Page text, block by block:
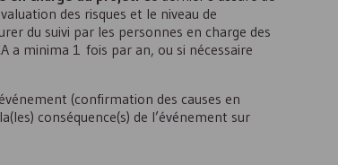
des risques et le niveau de
du suivi par les personnes en charge des
a minima 1 fois par an, ou si nécessaire
(confirmation des causes en
conséquence(s) de l’événement sur